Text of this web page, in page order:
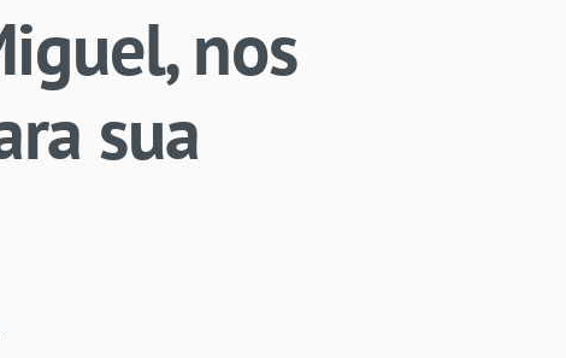
nos
sua